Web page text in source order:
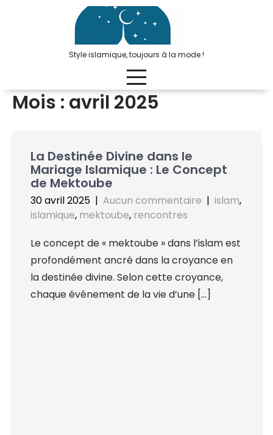
Style islamique, toujours à la mode !
Mois : avril 2025
La Destinée Divine dans le
Mariage Islamique : Le Concept
de Mektoube
30 avril 2025 | Aucun commentaire | islam,
islamique, mektoube, rencontres
Le concept de « mektoube » dans l’islam est
profondément ancré dans la croyance en
la destinée divine. Selon cette croyance,
chaque événement de la vie d’une […]